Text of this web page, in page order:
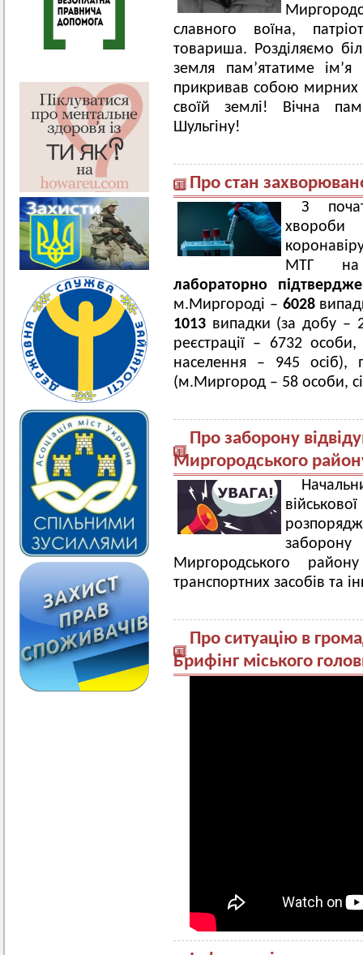
славного воїна,
товариша. Розділяємо
земля пам’ятатиме
прикривав собою мирних
своїй землі! Вічна
Шульгіну!
Про стан
З
МТГ на
лабораторно
м.Миргороді – 6028
1013 випадки (за добу –
реєстрації – 6732
населення – 945 осіб),
(м.Миргород – 58 особи,
Про заборону
Миргородського
Миргородського
транспортних засобів та
Про ситуацію в
Брифінг міського